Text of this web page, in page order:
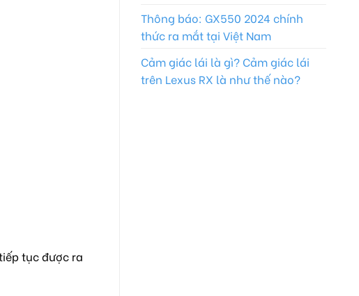
tục được ra
Thông báo: GX550 2024 chính
thức ra mắt tại Việt Nam
Cảm giác lái là gì? Cảm giác lái
trên Lexus RX là như thế nào?